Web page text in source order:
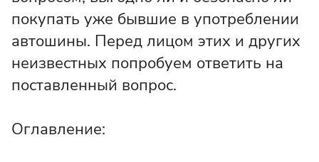
покупать уже бывшие в употреблении
автошины. Перед лицом этих и других
неизвестных попробуем ответить на
поставленный вопрос.
Оглавление: